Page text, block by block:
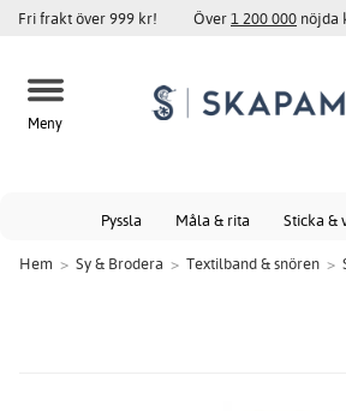
Fri frakt över 999 kr! Över1 200 000 nöjda
Meny
Pyssla Måla & rita Sticka &
Hem > Sy & Brodera > Textilband & snören >